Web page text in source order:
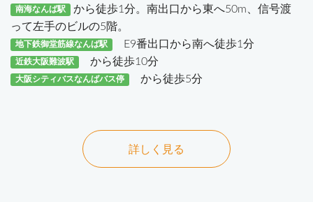
南海なんば駅
から徒歩1分。南出口から東へ50m、信号渡
って左手のビルの5階。
地下鉄御堂筋線なんば駅 E9番出口から南へ徒歩1分
近鉄大阪難波駅 から徒歩10分
大阪シティバスなんばバス停 から徒歩5分
詳しく見る